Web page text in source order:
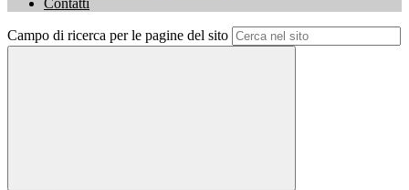
Contatti
Campo di ricerca per le pagine del sito